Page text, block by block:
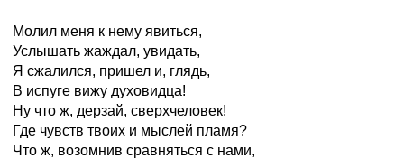
Молил меня к нему явиться,
Услышать жаждал, увидать,
Я сжалился, пришел и, глядь,
В испуге вижу духовидца!
Ну что ж, дерзай, сверхчеловек!
Где чувств твоих и мыслей пламя?
Что ж, возомнив сравняться с нами,